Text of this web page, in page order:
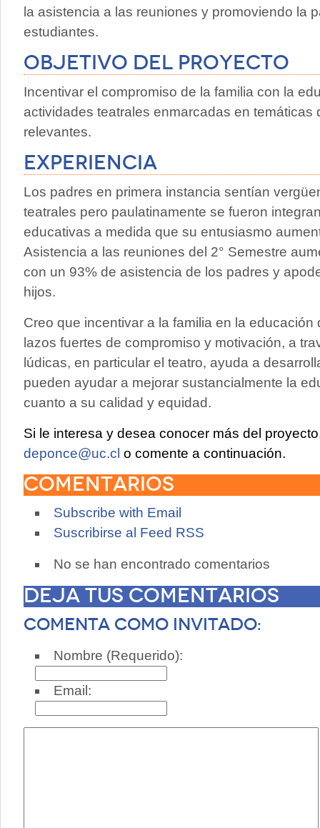
la asistencia a las reuniones y promoviendo la
estudiantes.
Objetivo del proyecto
Incentivar el compromiso de la familia con la
actividades teatrales enmarcadas en temáticas
relevantes.
Experiencia
Los padres en primera instancia sentían
teatrales pero paulatinamente se fueron
educativas a medida que su entusiasmo
Asistencia a las reuniones del 2° Semestre
con un 93% de asistencia de los padres y
hijos.
Creo que incentivar a la familia en la
lazos fuertes de compromiso y motivación, a
lúdicas, en particular el teatro, ayuda a
pueden ayudar a mejorar sustancialmente la
cuanto a su calidad y equidad.
Si le interesa y desea conocer más del
deponce@uc.cl o comente a continuación.
Comentarios
Subscribe with Email
Suscribirse al Feed RSS
No se han encontrado comentarios
Deja tus comentarios
Comenta como invitado:
Nombre (Requerido):
Email: